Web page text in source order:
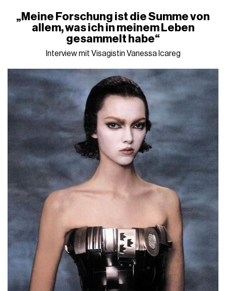
„Meine Forschung ist die Summe von
allem, was ich in meinem Leben
gesammelt habe“
Interview mit Visagistin Vanessa Icareg